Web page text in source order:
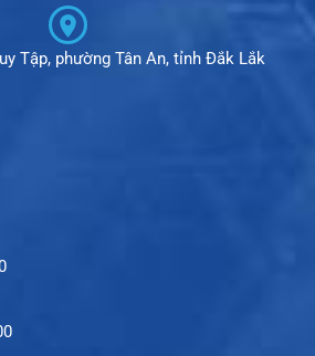
Tập, phường Tân An, tỉnh Đắk Lắk